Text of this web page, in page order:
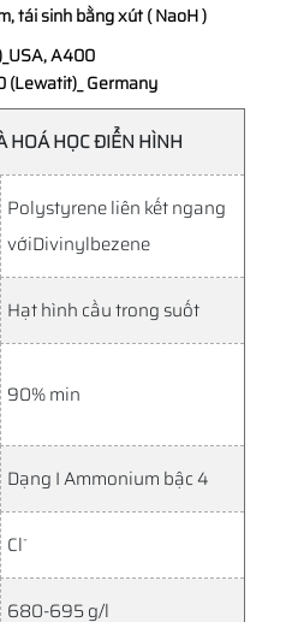
tái sinh bằng xút ( NaoH )
A400
(Lewatit)_ Germany
HOÁ HỌC ĐIỂN HÌNH
Polystyrene liên kết ngang
vớiDivinylbezene
Hạt hình cầu trong suốt
90% min
Dạng I Ammonium bậc 4
Cl-
680-695 g/l